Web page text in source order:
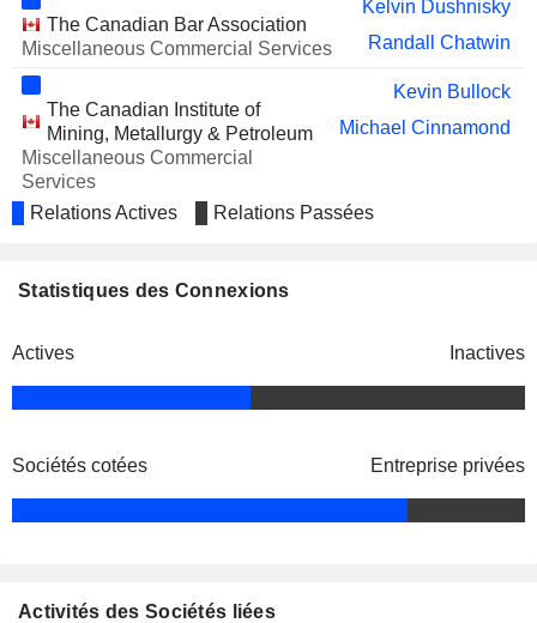
The Canadian Bar Association
Miscellaneous Commercial Services
Kelvin Dushnisky
Randall Chatwin
The Canadian Institute of
Mining, Metallurgy & Petroleum
Miscellaneous Commercial
Services
Kevin Bullock
Michael Cinnamond
Exploration, Inc.
Mark Connelly
Accountants of British
Eduard Bartz
Relations Actives Relations Passées
Statistiques des Connexions
Actives Inactives
Sociétés cotées Entreprise privées
Activités des Sociétés liées